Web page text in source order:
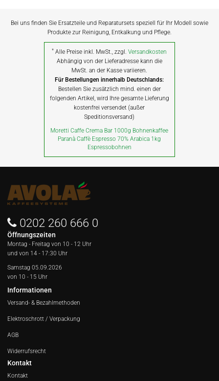
Bei uns finden Sie Ersatzteile und Reparatursets speziell für Ihr Modell sowie
Produkte zur Reinigung, Entkalkung und Pflege.
* Alle Preise inkl. MwSt., zzgl.Versandkosten
Abhängig von der Lieferadresse kann die
MwSt. an der Kasse variieren.
Für Bestellungen innerhalb Deutschlands:
Bestellen Sie zusätzlich mind. einen der
folgenden Artikel, wird Ihre gesamte Lieferung
kostenfrei versendet (außer
Speditionsversand)
Moretti Caffe Crema Bar 1000g Bohnenkaffee
Paranà Caffè Espresso 70% Arabica 1kg
Espressobohnen
0202 260 666 0
Öffnungszeiten
Montag - Freitag von 10 - 12 Uhr
und von 14 - 17:30 Uhr
Samstag 05.09.2026
von 10 - 15 Uhr
Informationen
Versand- & Bezahlmethoden
Elektroschrott / Verpackung
AGB
Widerrufsrecht
Kontakt
Kontakt